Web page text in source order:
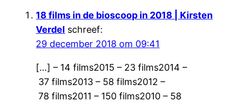
18 films in de bioscoop in 2018 | Kirsten
Verdel schreef:
29 december 2018 om 09:41
[…] – 14 films2015 – 23 films2014 –
37 films2013 – 58 films2012 –
78 films2011 – 150 films2010 – 58